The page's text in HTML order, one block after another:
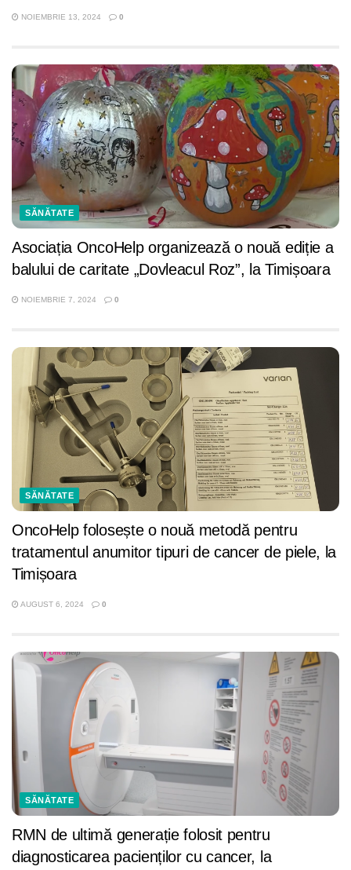
NOIEMBRIE 13, 2024 0
SĂNĂTATE
Asociația OncoHelp organizează o nouă ediție a
balului de caritate „Dovleacul Roz”, la Timișoara
NOIEMBRIE 7, 2024 0
SĂNĂTATE
OncoHelp folosește o nouă metodă pentru
tratamentul anumitor tipuri de cancer de piele, la
Timișoara
AUGUST 6, 2024 0
SĂNĂTATE
RMN de ultimă generație folosit pentru
diagnosticarea pacienților cu cancer, la